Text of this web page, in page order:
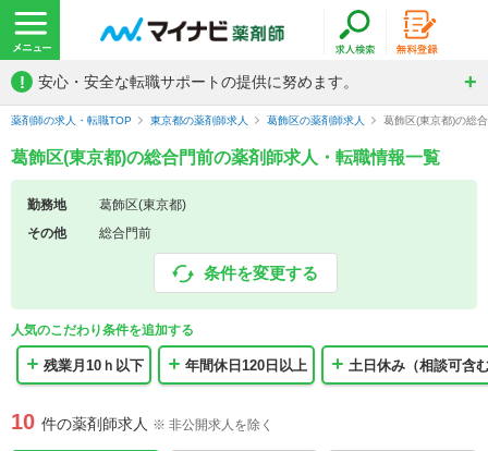
! 安心・安全な転職サポートの提供に努めます。
薬剤師の求人・転職TOP 東京都の薬剤師求人 葛飾区の薬剤師求人 葛飾区(東京都)の総
葛飾区(東京都)の総合門前の薬剤師求人・転職情報一覧
勤務地
葛飾区(東京都)
その他
総合門前
条件を変更する
人気のこだわり条件を追加する
残業月10ｈ以下 年間休日120日以上 土日休み（相談可含
10 件の薬剤師求人 ※ 非公開求人を除く